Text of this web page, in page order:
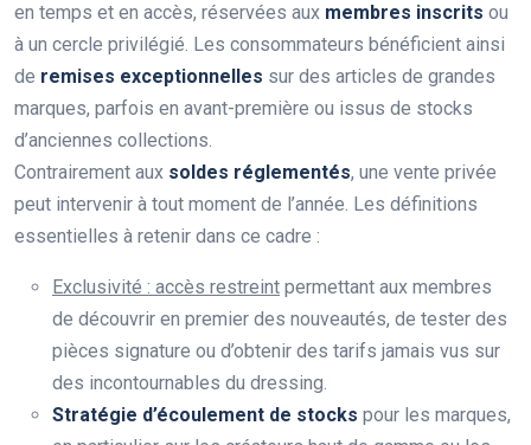
en temps et en accès, réservées aux membres inscrits ou
à un cercle privilégié. Les consommateurs bénéficient ainsi
de remises exceptionnelles sur des articles de grandes
marques, parfois en avant-première ou issus de stocks
d’anciennes collections.
Contrairement aux soldes réglementés, une vente privée
peut intervenir à tout moment de l’année. Les définitions
essentielles à retenir dans ce cadre :
Exclusivité : accès restreint permettant aux membres
de découvrir en premier des nouveautés, de tester des
pièces signature ou d’obtenir des tarifs jamais vus sur
des incontournables du dressing.
Stratégie d’écoulement de stocks pour les marques,